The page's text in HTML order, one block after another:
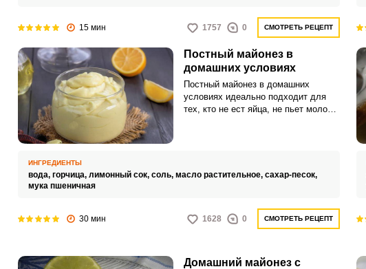
15 мин 1757 0 СМОТРЕТЬ РЕЦЕПТ
Постный майонез в
домашних условиях
Постный майонез в домашних
условиях идеально подходит для
тех, кто не ест яйца, не пьет молоко
ИНГРЕДИЕНТЫ
вода, горчица, лимонный сок, соль, масло растительное, сахар-песок,
мука пшеничная
30 мин 1628 0 СМОТРЕТЬ РЕЦЕПТ
Домашний майонез с